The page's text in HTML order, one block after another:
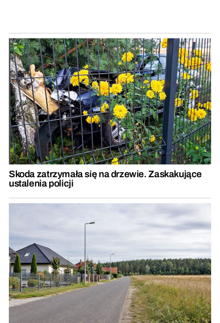
Skoda zatrzymała się na drzewie. Zaskakujące
ustalenia policji